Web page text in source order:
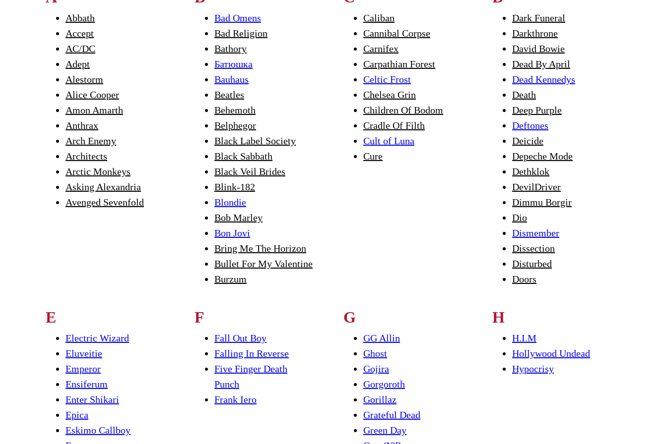
Abbath
Accept
AC/DC
Adept
Alestorm
Alice Cooper
Amon Amarth
Anthrax
Arch Enemy
Architects
Arctic Monkeys
Asking Alexandria
Avenged Sevenfold
Bad Omens
Bad Religion
Bathory
Батюшка
Bauhaus
Beatles
Behemoth
Belphegor
Black Label Society
Black Sabbath
Black Veil Brides
Blink-182
Blondie
Bob Marley
Bon Jovi
Bring Me The Horizon
Bullet For My Valentine
Burzum
Caliban
Cannibal Corpse
Carnifex
Carpathian Forest
Celtic Frost
Chelsea Grin
Children Of Bodom
Cradle Of Filth
Cult of Luna
Cure
Dark Funeral
Darkthrone
David Bowie
Dead By April
Dead Kennedys
Death
Deep Purple
Deftones
Deicide
Depeche Mode
Dethklok
DevilDriver
Dimmu Borgir
Dio
Dismember
Dissection
Disturbed
Doors
E
Electric Wizard
Eluveitie
Emperor
Ensiferum
Enter Shikari
Epica
Eskimo Callboy
F
Fall Out Boy
Falling In Reverse
Five Finger Death
Punch
Frank Iero
G
GG Allin
Ghost
Gojira
Gorgoroth
Gorillaz
Grateful Dead
Green Day
H
H.I.M
Hollywood Undead
Hypocrisy